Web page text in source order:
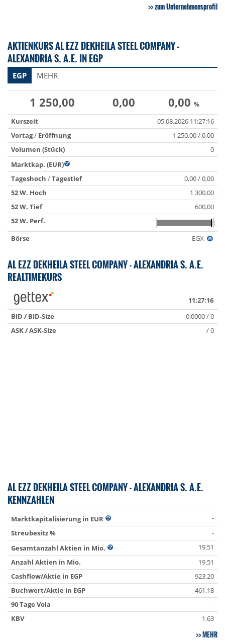
zum Unternehmensprofil
AKTIENKURS AL EZZ DEKHEILA STEEL COMPANY -
ALEXANDRIA S. A.E. IN EGP
EGP MEHR
1 250,00 0,00 0,00 %
Kurszeit
05.08.2026 11:27:16
Vortag/ Eröffnung
1 250,00 / 0,00
Volumen (Stück)
0
Marktkap. (EUR)
Tageshoch /Tagestief
0,00 / 0,00
52 W. Hoch
1 300,00
52 W. Tief
600,00
52 W. Perf.
Börse
EGX
AL EZZ DEKHEILA STEEL COMPANY - ALEXANDRIA S. A.E.
REALTIMEKURS
11:27:16
BID / BID-Size
0.0000 / 0
ASK / ASK-Size
/ 0
AL EZZ DEKHEILA STEEL COMPANY - ALEXANDRIA S. A.E.
KENNZAHLEN
Marktkapitalisierung in EUR
-
Streubesitz %
-
Gesamtanzahl Aktien in Mio.
19.51
Anzahl Aktien in Mio.
19.51
Cashflow/Aktie in EGP
923.20
Buchwert/Aktie in EGP
461.18
90 Tage Vola
-
KBV
1.63
MEHR